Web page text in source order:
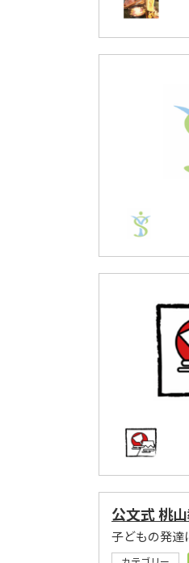
公文式 桃
子どもの発達